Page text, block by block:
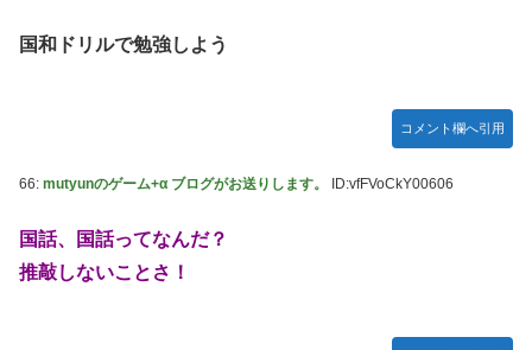
国和ドリルで勉強しよう
コメント欄へ引用
66: mutyunのゲーム+α ブログがお送りします。 ID:vfFVoCkY00606
国話、国話ってなんだ？
推敲しないことさ！